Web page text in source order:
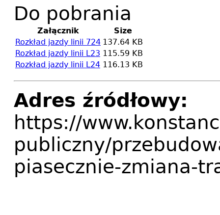
Do pobrania
Załącznik
Size
Rozkład jazdy linii 724 137.64 KB
Rozkład jazdy linii L23 115.59 KB
Rozkład jazdy linii L24 116.13 KB
Adres źródłowy:
https://
publiczny/
piasecznie-zmiana-